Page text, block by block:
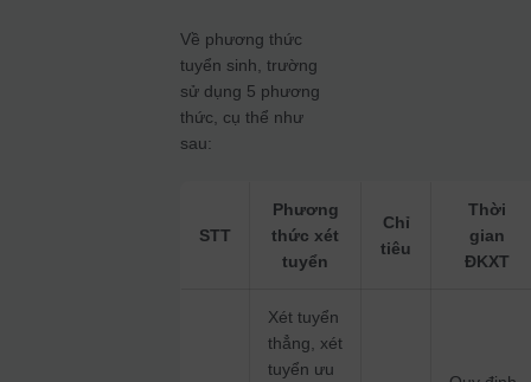
Về phương thức
tuyển sinh, trường
sử dụng 5 phương
thức, cụ thể như
sau:
STT
Phương
thức xét
tuyển
Chỉ
tiêu
Thời
gian
ĐKXT
Xét tuyển
thẳng, xét
tuyển ưu